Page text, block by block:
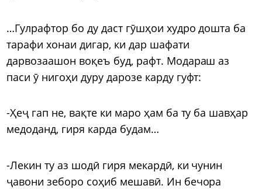
…Гулрафтор бо ду даст гӯшҳои худро дошта ба
тарафи хонаи дигар, ки дар шафати
дарвозаашон воқеъ буд, рафт. Модараш аз
паси ӯ нигоҳи дуру дарозе карду гуфт:
-Ҳеҷ гап не, вақте ки маро ҳам ба ту ба шавҳар
медоданд, гиря карда будам…
-Лекин ту аз шодӣ гиря мекардӣ, ки чунин
ҷавони зеборо соҳиб мешавӣ. Ин бечора